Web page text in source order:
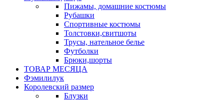
Пижамы, домашние костюмы
Рубашки
Спортивные костюмы
Толстовки,свитшоты
Трусы, нательное белье
Футболки
Брюки,шорты
ТОВАР МЕСЯЦА
Фэмилилук
Королевский размер
Блузки